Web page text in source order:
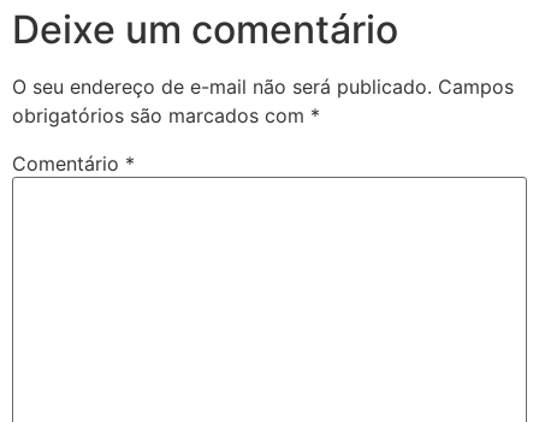
Deixe um comentário
O seu endereço de e-mail não será publicado. Campos
obrigatórios são marcados com *
Comentário *